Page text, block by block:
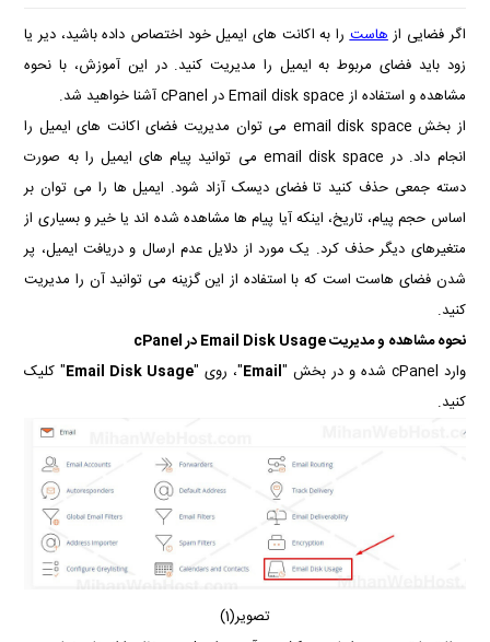
اگر فضایی ازهاسترا به اکانت های ایمیل خود اختصاص داده باشید، دیر یا
زود باید فضای مربوط به ایمیل را مدیریت کنید. در این آموزش، با نحوه
مشاهده و استفاده از Email disk space در cPanel آشنا خواهید شد.
از بخش email disk space می توان مدیریت فضای اکانت های ایمیل را
انجام داد. در email disk space می توانید پیام های ایمیل را به صورت
دسته جمعی حذف کنید تا فضای دیسک آزاد شود. ایمیل ها را می توان بر
اساس حجم پیام، تاریخ، اینکه آیا پیام ها مشاهده شده اند یا خیر و بسیاری از
متغیرهای دیگر حذف کرد. یک مورد از دلایل عدم ارسال و دریافت ایمیل، پر
شدن فضای هاست است که با استفاده از این گزینه می توانید آن را مدیریت
کنید.
نحوه مشاهده و مدیریت Email Disk Usage در cPanel
وارد cPanel شده و در بخش "
Email"، روی "Email Disk Usage" کلیک
کنید.
تصویر(1)